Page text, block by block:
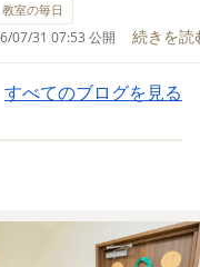
届けします。 どんなゲー
？🤔 100円ショップの
くいセットとケースを
て、みんなで金魚すくい
盛り上げるため、手作
のお祭りのようにポイを
て金魚すくいに挑戦しま
教室の毎日
07/31 07:53 公開 続きを読
すべてのブログを見る